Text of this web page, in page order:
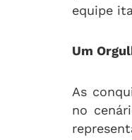
equipe
Um
As
no